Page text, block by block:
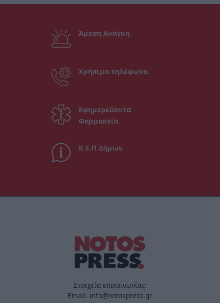
Άμεση Ανάγκη
Χρήσιμα τηλέφωνα
Εφημερεύοντα
Φαρμακεία
Κ.Ε.Π Δήμων
Στοιχεία επικοινωνίας:
Email. info@notospress.gr